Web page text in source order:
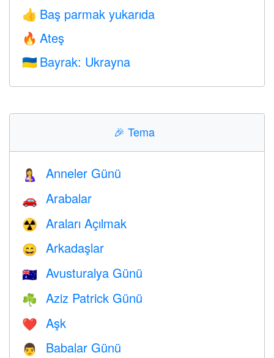
👍 Baş parmak yukarıda
🔥 Ateş
🇺🇦 Bayrak: Ukrayna
🎉 Tema
🤱 Anneler Günü
🚗 Arabalar
☢️ Araları Açılmak
😄 Arkadaşlar
🇦🇺 Avusturalya Günü
☘️ Aziz Patrick Günü
❤️️ Aşk
👨 Babalar Günü